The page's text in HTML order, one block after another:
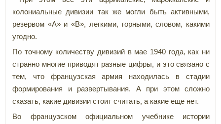
колониальные дивизии так же могли быть активными,
резервом «А» и «В», легкими, горными, словом, какими
угодно.
По точному количеству дивизий в мае 1940 года, как ни
странно многие приводят разные цифры, и это связано с
тем, что французская армия находилась в стадии
формирования и развертывания. А при этом сложно
сказать, какие дивизии стоит считать, а какие еще нет.
Во французском официальном учебнике истории